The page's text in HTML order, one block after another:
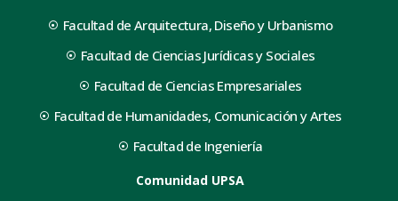
Facultad de Arquitectura, Diseño y Urbanismo
Facultad de Ciencias Jurídicas y Sociales
Facultad de Ciencias Empresariales
Facultad de Humanidades, Comunicación y Artes
Facultad de Ingeniería
Comunidad UPSA